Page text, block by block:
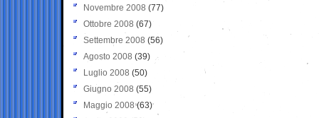
Novembre 2008 (77)
Ottobre 2008 (67)
Settembre 2008 (56)
Agosto 2008 (39)
Luglio 2008 (50)
Giugno 2008 (55)
Maggio 2008(63)